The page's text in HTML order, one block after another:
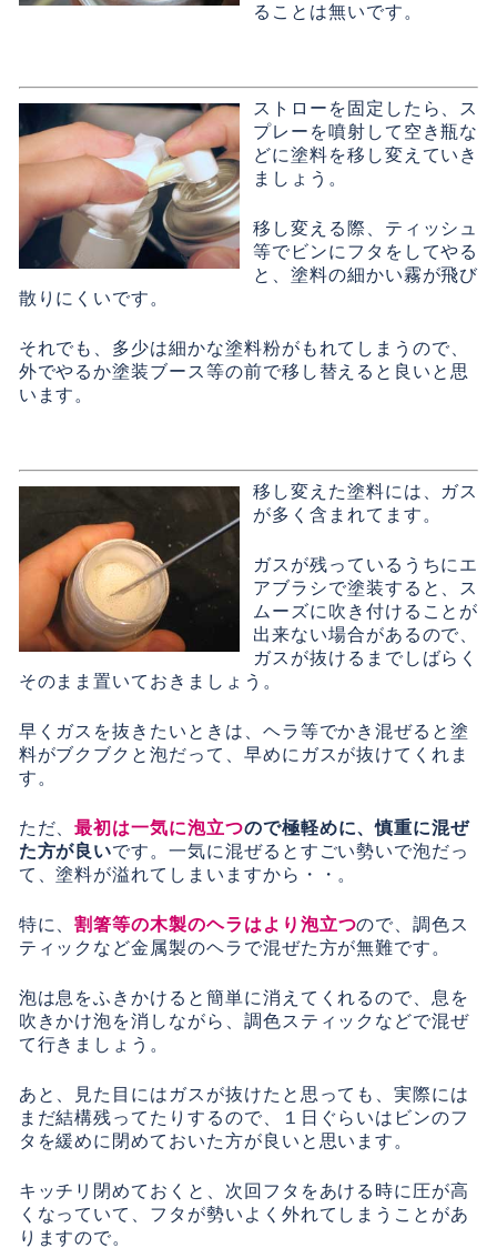
ることは無いです。
ストローを固定したら、ス
プレーを噴射して空き瓶な
どに塗料を移し変えていき
ましょう。
移し変える際、ティッシュ
等でビンにフタをしてやる
と、塗料の細かい霧が飛び
散りにくいです。
それでも、多少は細かな塗料粉がもれてしまうので、
外でやるか塗装ブース等の前で移し替えると良いと思
います。
移し変えた塗料には、ガス
が多く含まれてます。
ガスが残っているうちにエ
アブラシで塗装すると、ス
ムーズに吹き付けることが
出来ない場合があるので、
ガスが抜けるまでしばらく
そのまま置いておきましょう。
早くガスを抜きたいときは、ヘラ等でかき混ぜると塗
料がブクブクと泡だって、早めにガスが抜けてくれま
す。
ただ、最初は一気に泡立つので極軽めに、慎重に混ぜ
た方が良いです。一気に混ぜるとすごい勢いで泡だっ
て、塗料が溢れてしまいますから・・。
特に、割箸等の木製のヘラはより泡立つので、調色ス
ティックなど金属製のヘラで混ぜた方が無難です。
泡は息をふきかけると簡単に消えてくれるので、息を
吹きかけ泡を消しながら、調色スティックなどで混ぜ
て行きましょう。
あと、見た目にはガスが抜けたと思っても、実際には
まだ結構残ってたりするので、１日ぐらいはビンのフ
タを緩めに閉めておいた方が良いと思います。
キッチリ閉めておくと、次回フタをあける時に圧が高
くなっていて、フタが勢いよく外れてしまうことがあ
りますので。